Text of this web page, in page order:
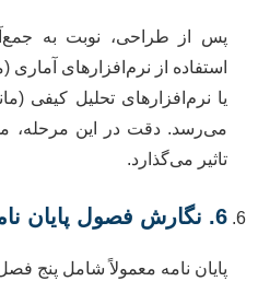
پس از طراحی، نوبت به
می‌رسد. دقت در این مرحله،
تاثیر می‌گذارد.
6. نگارش فصول پایان نامه
پایان نامه معمولاً شامل پنج